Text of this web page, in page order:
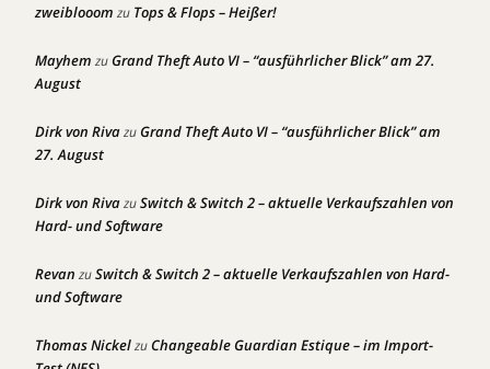
zweiblooom zu Tops & Flops – Heißer!
Mayhem zuGrand Theft Auto VI – “ausführlicher Blick” am 27.
August
Dirk von RivazuGrand Theft Auto VI – “ausführlicher Blick” am
27. August
Dirk von RivazuSwitch & Switch 2 – aktuelle Verkaufszahlen von
Hard- und Software
Revan zuSwitch & Switch 2 – aktuelle Verkaufszahlen von Hard-
und Software
Thomas NickelzuChangeable Guardian Estique – im Import-